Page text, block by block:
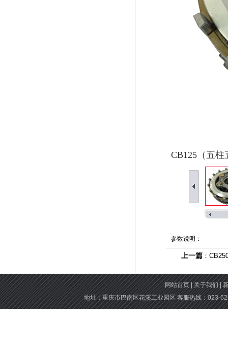
CB125（五柱
参数说明：
上一篇 ：
网站首页|关于我们|
地址：重庆市巴南区花溪工业园区 客服热线：023-